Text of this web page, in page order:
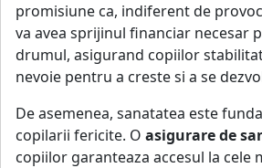
promisiune ca, indiferent de
va avea sprijinul financiar necesar
drumul, asigurand copiilor
nevoie pentru a creste si a se
De asemenea, sanatatea este
copilarii fericite. O asigurare de
copiilor garanteaza accesul la cele